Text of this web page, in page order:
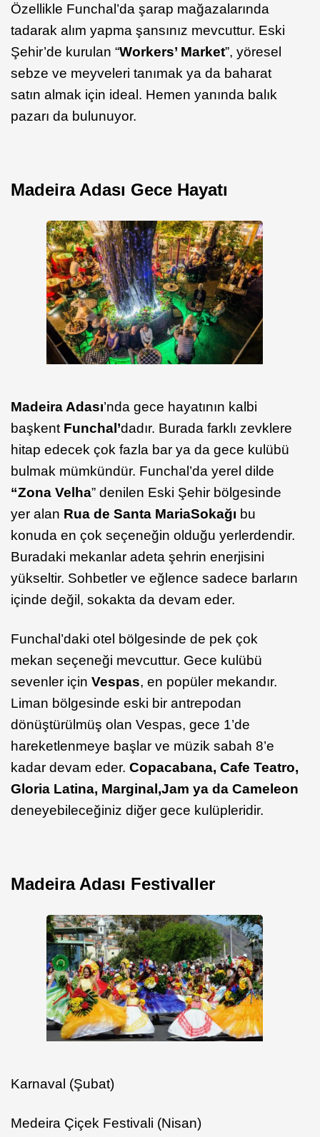
Özellikle Funchal’da şarap mağazalarında
tadarak alım yapma şansınız mevcuttur. Eski
Şehir’de kurulan “Workers’ Market”, yöresel
sebze ve meyveleri tanımak ya da baharat
satın almak için ideal. Hemen yanında balık
pazarı da bulunuyor.
Madeira Adası Gece Hayatı
Madeira Adası’nda gece hayatının kalbi
başkent Funchal’dadır. Burada farklı zevklere
hitap edecek çok fazla bar ya da gece kulübü
bulmak mümkündür. Funchal’da yerel dilde
“Zona Velha” denilen Eski Şehir bölgesinde
yer alan Rua de Santa MariaSokağı bu
konuda en çok seçeneğin olduğu yerlerdendir.
Buradaki mekanlar adeta şehrin enerjisini
yükseltir. Sohbetler ve eğlence sadece barların
içinde değil, sokakta da devam eder.
Funchal’daki otel bölgesinde de pek çok
mekan seçeneği mevcuttur. Gece kulübü
sevenler için Vespas, en popüler mekandır.
Liman bölgesinde eski bir antrepodan
dönüştürülmüş olan Vespas, gece 1’de
hareketlenmeye başlar ve müzik sabah 8’e
kadar devam eder. Copacabana, Cafe Teatro,
Gloria Latina, Marginal,Jam ya da Cameleon
deneyebileceğiniz diğer gece kulüpleridir.
Madeira Adası Festivaller
Karnaval (Şubat)
Medeira Çiçek Festivali (Nisan)